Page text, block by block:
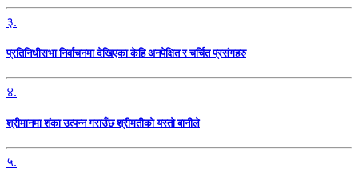
३.
प्रतिनिधीसभा निर्वाचनमा देखिएका केहि अनपेक्षित र चर्चित प्रसंगहरु
४.
श्रीमानमा शंका उत्पन्न गराउँछ श्रीमतीको यस्तो बानीले
५.